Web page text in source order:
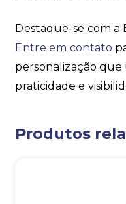
Destaque-se com a
Entre em contato
personalização
praticidade e
Produtos